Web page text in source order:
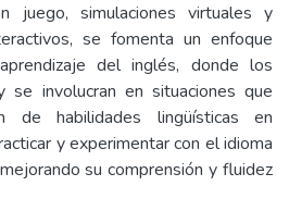
juego, simulaciones virtuales y
se fomenta un enfoque
del inglés, donde los
se involucran en situaciones que
de habilidades lingüísticas en
y experimentar con el idioma
su comprensión y fluidez